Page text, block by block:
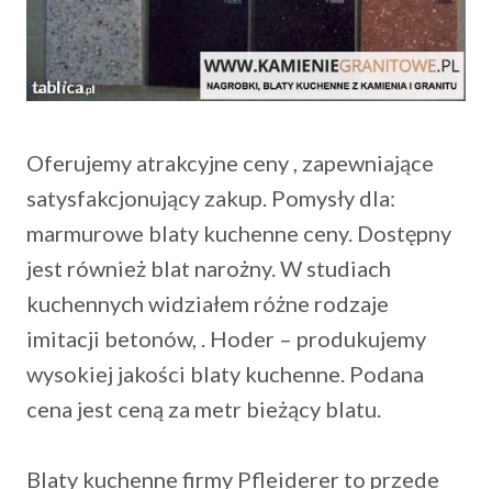
Oferujemy atrakcyjne ceny , zapewniające
satysfakcjonujący zakup. Pomysły dla:
marmurowe blaty kuchenne ceny. Dostępny
jest również blat narożny. W studiach
kuchennych widziałem różne rodzaje
imitacji betonów, . Hoder – produkujemy
wysokiej jakości blaty kuchenne. Podana
cena jest ceną za metr bieżący blatu.
Blaty kuchenne firmy Pfleiderer to przede